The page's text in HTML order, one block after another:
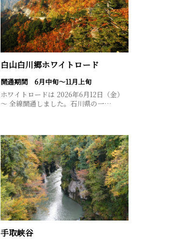
白山白川郷ホワイトロード
開通期間 6月中旬～11月上旬
ホワイトロードは 2026年6月12日（金）
～ 全線開通しました。石川県の一…
手取峡谷